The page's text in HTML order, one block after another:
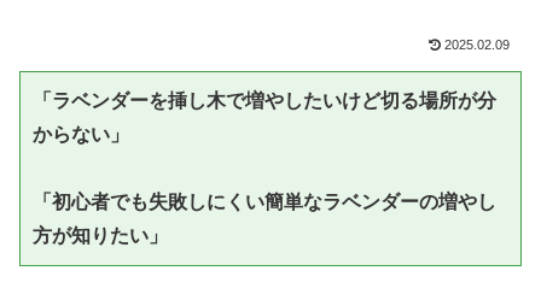
2025.02.09
「ラベンダーを挿し木で増やしたいけど切る場所が分
からない」
「初心者でも失敗しにくい簡単なラベンダーの増やし
方が知りたい」